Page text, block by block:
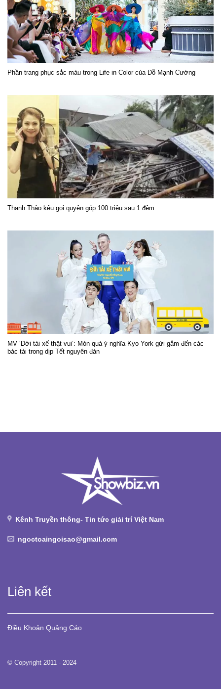
Phần trang phục sắc màu trong Life in Color của Đỗ Mạnh Cường
Thanh Thảo kêu gọi quyên góp 100 triệu sau 1 đêm
MV ‘Đời tài xế thật vui’: Món quà ý nghĩa Kyo York gửi gắm đến các
bác tài trong dịp Tết nguyên đán
Kênh Truyền thông- Tin tức giải trí Việt Nam
ngoctoaingoisao@gmail.com
Liên kết
Điều Khoản Quảng Cáo
© Copyright 2011 - 2024